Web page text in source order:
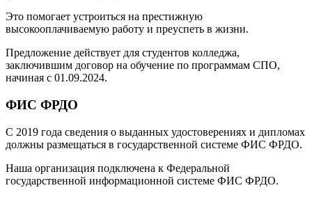
Это помогает устроиться на престижную
высокооплачиваемую работу и преуспеть в жизни.
Предложение действует для студентов колледжа,
заключившим договор на обучение по программам СПО,
начиная с 01.09.2024.
ФИС ФРДО
С 2019 года сведения о выданных удостоверениях и дипломах
должны размещаться в государственной системе ФИС ФРДО.
Наша организация подключена к Федеральной
государственной информационной системе ФИС ФРДО.